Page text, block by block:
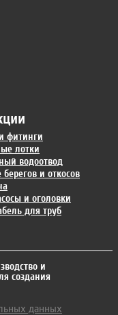
фитинги
лотки
водоотвод
и откосов
и оголовки
для труб
и
создания
данных